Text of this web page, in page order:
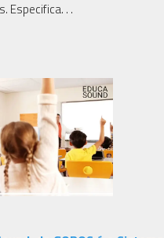
Especifica. . .